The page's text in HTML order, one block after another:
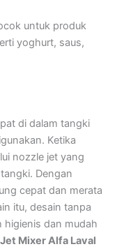
untuk produk
yoghurt, saus,
di dalam tangki
Ketika
nozzle jet yang
Dengan
cepat dan merata
itu, desain tanpa
higienis dan mudah
Mixer Alfa Laval